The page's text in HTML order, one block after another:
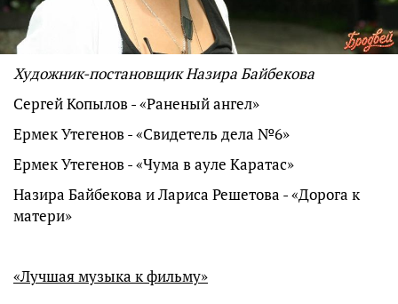
Художник-постановщик Назира Байбекова
Сергей Копылов - «Раненый ангел»
Ермек Утегенов - «Свидетель дела №6»
Ермек Утегенов - «Чума в ауле Каратас»
Назира Байбекова и Лариса Решетова - «Дорога к
матери»
«Лучшая музыка к фильму»